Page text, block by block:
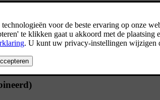
die u nodig
aan. Maak een entree.